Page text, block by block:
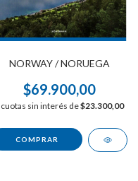
NORWAY / NORUEGA
$69.900,00
cuotas sin interés de$23.300,00